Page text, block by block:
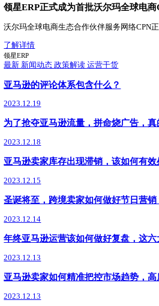
2025.09.23
领星ERP荣获2025年亚马逊
9月17日，领星ERP凭借卓越的产
球合作伙伴奖）。此次获奖，体现
了解详情
亚马逊政策
03.10
新手/老卖家必看：跨境电商
期，70万+跨境企业选择，助你运
领星ERP
最新
01.27
领星ERP正式成为首批沃尔玛
沃尔玛全球电商生态合作伙伴服务